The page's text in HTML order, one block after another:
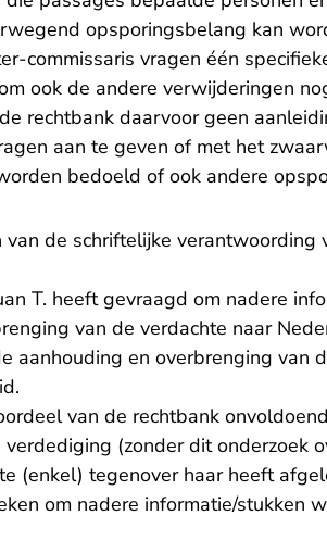
opsporingsbelang kan
commissaris vragen één
ook de andere verwijderingen
rechtbank daarvoor geen
aan te geven of met het
bedoeld of ook andere
van de schriftelijke verantwoording
T. heeft gevraagd om nadere
van de verdachte naar
aanhouding en overbrenging van
van de rechtbank
verdediging (zonder dit onderzoek
(enkel) tegenover haar heeft
om nadere informatie/stukken